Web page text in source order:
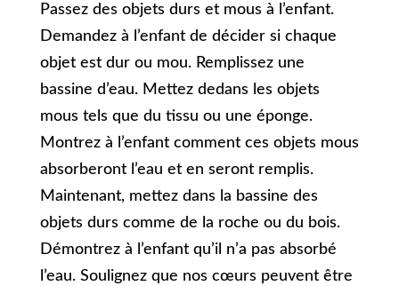
Passez des objets durs et mous à l’enfant.
Demandez à l’enfant de décider si chaque
objet est dur ou mou. Remplissez une
bassine d’eau. Mettez dedans les objets
mous tels que du tissu ou une éponge.
Montrez à l’enfant comment ces objets mous
absorberont l’eau et en seront remplis.
Maintenant, mettez dans la bassine des
objets durs comme de la roche ou du bois.
Démontrez à l’enfant qu’il n’a pas absorbé
l’eau. Soulignez que nos cœurs peuvent être